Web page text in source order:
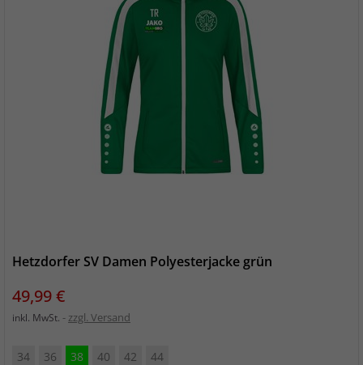
Hetzdorfer SV Damen Polyesterjacke grün
Preis
49,99 €
inkl. MwSt. zzgl. Versand
34 36 38 40 42 44